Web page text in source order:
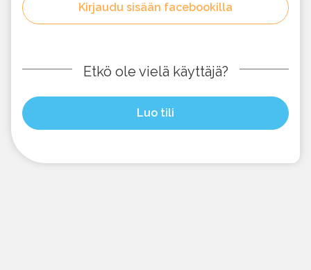
Kirjaudu sisään facebookilla
Etkö ole vielä käyttäjä?
Luo tili